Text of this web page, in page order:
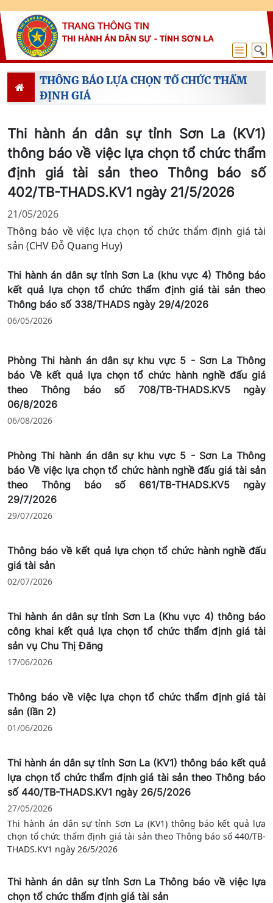
THÔNG BÁO LỰA CHỌN TỔ CHỨC THẨM
ĐỊNH GIÁ
Thi hành án dân sự tỉnh Sơn La (KV1)
thông báo về việc lựa chọn tổ chức thẩm
định giá tài sản theo Thông báo số
402/TB-THADS.KV1 ngày 21/5/2026
21/05/2026
Thông báo về việc lựa chọn tổ chức thẩm định giá tài
sản (CHV Đỗ Quang Huy)
Thi hành án dân sự tỉnh Sơn La (khu vực 4) Thông báo
kết quả lựa chọn tổ chức thẩm định giá tài sản theo
Thông báo số 338/THADS ngày 29/4/2026
06/05/2026
Phòng Thi hành án dân sự khu vực 5 - Sơn La Thông
báo Về kết quả lựa chọn tổ chức hành nghề đấu giá
theo Thông báo số 708/TB-THADS.KV5 ngày
06/8/2026
06/08/2026
Phòng Thi hành án dân sự khu vực 5 - Sơn La Thông
báo Về việc lựa chọn tổ chức hành nghề đấu giá tài sản
theo Thông báo số 661/TB-THADS.KV5 ngày
29/7/2026
29/07/2026
Thông báo về kết quả lựa chọn tổ chức hành nghề đấu
giá tài sản
02/07/2026
Thi hành án dân sự tỉnh Sơn La (Khu vực 4) thông báo
công khai kết quả lựa chọn tổ chức thẩm định giá tài
sản vụ Chu Thị Đăng
17/06/2026
Thông báo về việc lựa chọn tổ chức thẩm định giá tài
sản (lần 2)
01/06/2026
Thi hành án dân sự tỉnh Sơn La (KV1) thông báo kết quả
lựa chọn tổ chức thẩm định giá tài sản theo Thông báo
số 440/TB-THADS.KV1 ngày 26/5/2026
27/05/2026
Thi hành án dân sự tỉnh Sơn La (KV1) thông báo kết quả lựa
chọn tổ chức thẩm định giá tài sản theo Thông báo số 440/TB-
THADS.KV1 ngày 26/5/2026
Thi hành án dân sự tỉnh Sơn La Thông báo về việc lựa
chọn tổ chức thẩm định giá tài sản